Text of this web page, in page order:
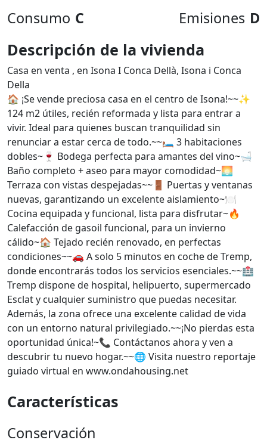
Consumo C Emisiones D
Descripción de la vivienda
Casa en venta , en Isona I Conca Dellà, Isona i Conca
Della
🏠 ¡Se vende preciosa casa en el centro de Isona!~~✨
124 m2 útiles, recién reformada y lista para entrar a
vivir. Ideal para quienes buscan tranquilidad sin
renunciar a estar cerca de todo.~~🛏️ 3 habitaciones
dobles~🍷 Bodega perfecta para amantes del vino~🛁
Baño completo + aseo para mayor comodidad~🌅
Terraza con vistas despejadas~~🚪 Puertas y ventanas
nuevas, garantizando un excelente aislamiento~🍽️
Cocina equipada y funcional, lista para disfrutar~🔥
Calefacción de gasoil funcional, para un invierno
cálido~🏠 Tejado recién renovado, en perfectas
condiciones~~🚗 A solo 5 minutos en coche de Tremp,
donde encontrarás todos los servicios esenciales.~~🏥
Tremp dispone de hospital, helipuerto, supermercado
Esclat y cualquier suministro que puedas necesitar.
Además, la zona ofrece una excelente calidad de vida
con un entorno natural privilegiado.~~¡No pierdas esta
oportunidad única!~📞 Contáctanos ahora y ven a
descubrir tu nuevo hogar.~~🌐 Visita nuestro reportaje
guiado virtual en www.ondahousing.net
Características
Conservación